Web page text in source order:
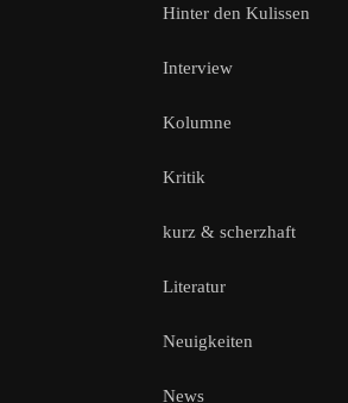
Hinter den Kulissen
Interview
Kolumne
Kritik
kurz & scherzhaft
Literatur
Neuigkeiten
News